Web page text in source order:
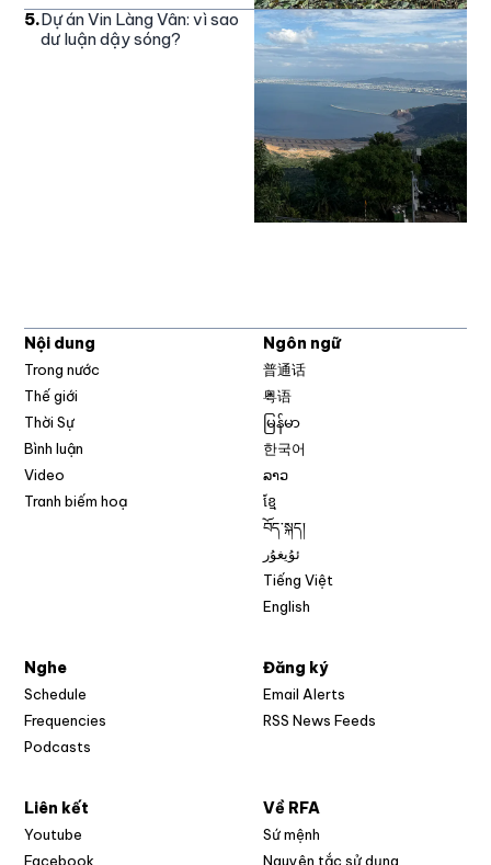
5.Dự án Vin Làng Vân: vì sao
dư luận dậy sóng?
Nội dung
Trong nước
Thế giới
Thời Sự
Bình luận
Video
Tranh biếm hoạ
Ngôn ngữ
普通话
粤语
မြန်မာ
한국어
ລາວ
ខ្មែ
བོད་སྐད།
ئۇيغۇر
Tiếng Việt
English
Nghe
Schedule
Frequencies
Podcasts
Đăng ký
Email Alerts
RSS News Feeds
Liên kết
Youtube
Facebook
Về RFA
Sứ mệnh
Nguyên tắc sử dụng